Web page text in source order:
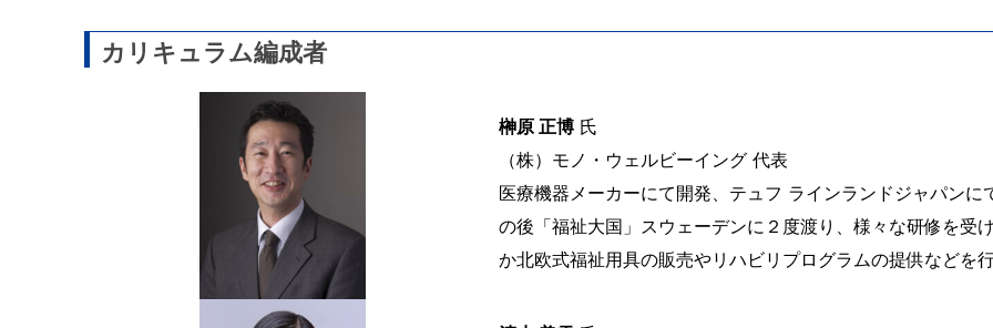
カリキュラム編成者
榊原 正博氏
（株）モノ・ウェルビーイング 代表
医療機器メーカーにて開発、テュフ ラインランドジャパン
の後「福祉大国」スウェーデンに２度渡り、様々な研修を受
か北欧式福祉用具の販売やリハビリプログラムの提供などを